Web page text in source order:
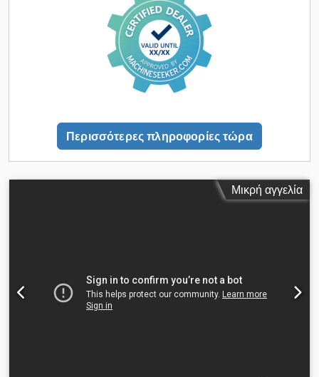
Χωρίς επαφή, ενεργή μέθοδος μέτρησης • Μέτρηση μήκους,
πλάτους και ύψους ορθογωνίων αντικειμένων • Μέτρηση
μήκους, πλάτους και ύψους αντικειμένων σχεδόν
οποιασδήποτε μορφής • Λειτουργεί με διάφορες υφές
επιφανειών και σε διαφορετικά επίπεδα συστήματα μεταφοράς
• Ευέλικτες διαμορφώσεις συστημάτων • Υπολογισμός της
ελάχιστης περικλείουσας «κιβωτιοποίησης» (όγκου κιβωτίου) •
Sick VMD520-2000 όργανο μέτρησης όγκου Sick CLV 490
σταθερός σαρωτής barcode Έτος κατασκευής: 2008 Είναι
δυνατή και η χρηματοδότηση μέσω της τράπεζάς μας.
και μεταχειρισμένα – θα βρείτε στο κατάστημά μας! Διεθνή
έξοδα αποστολής κατόπιν αιτήματος! Dcedpfsmgax Uex Abkjk
Περισσότερες πληροφορίες τώρα
Μικρή αγγελία